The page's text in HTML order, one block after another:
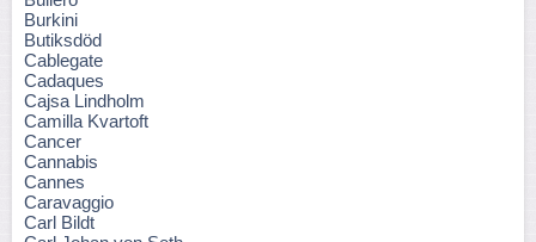
Burkini
Butiksdöd
Cablegate
Cadaques
Cajsa Lindholm
Camilla Kvartoft
Cancer
Cannabis
Cannes
Caravaggio
Carl Bildt